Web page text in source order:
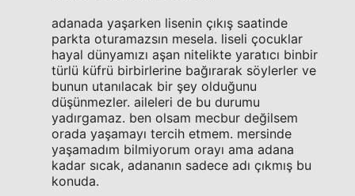
adanada yaşarken lisenin çıkış saatinde
parkta oturamazsın mesela. liseli çocuklar
hayal dünyamızı aşan nitelikte yaratıcı binbir
türlü küfrü birbirlerine bağırarak söylerler ve
bunun utanılacak bir şey olduğunu
düşünmezler. aileleri de bu durumu
yadırgamaz. ben olsam mecbur değilsem
orada yaşamayı tercih etmem. mersinde
yaşamadım bilmiyorum orayı ama adana
kadar sıcak, adananın sadece adı çıkmış bu
konuda.